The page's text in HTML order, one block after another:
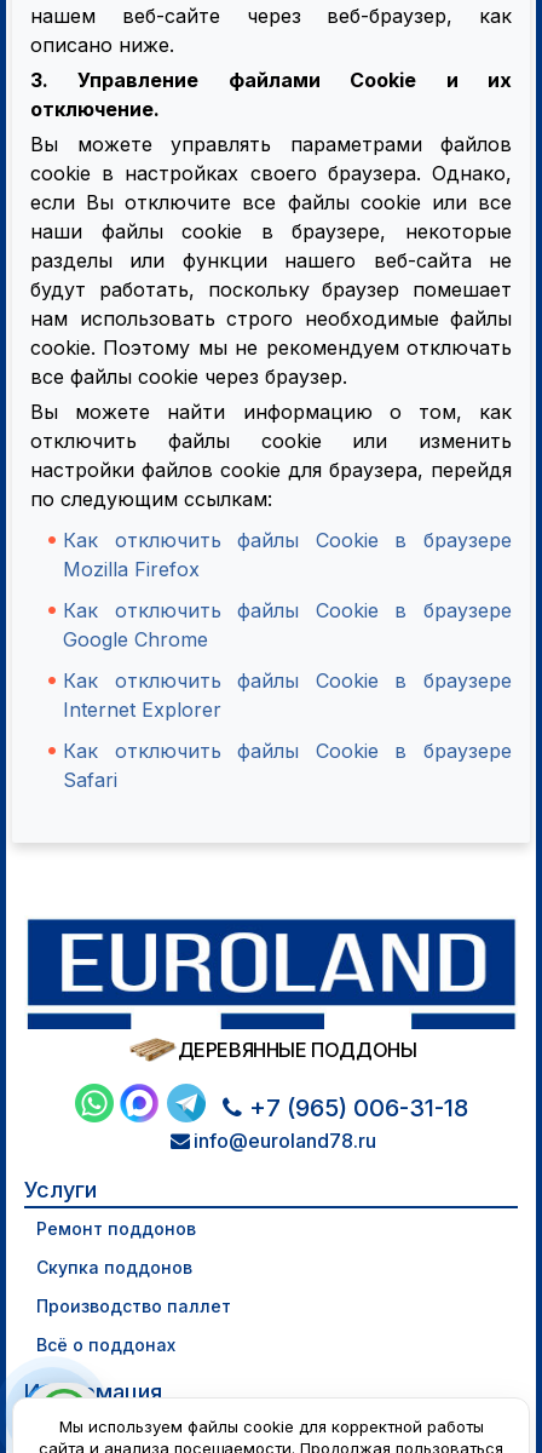
нашем веб-сайте через веб-браузер, как
описано ниже.
3. Управление файлами Cookie и их
отключение.
Вы можете управлять параметрами файлов
cookie в настройках своего браузера. Однако,
если Вы отключите все файлы cookie или все
наши файлы cookie в браузере, некоторые
разделы или функции нашего веб-сайта не
будут работать, поскольку браузер помешает
нам использовать строго необходимые файлы
cookie. Поэтому мы не рекомендуем отключать
все файлы cookie через браузер.
Вы можете найти информацию о том, как
отключить файлы cookie или изменить
настройки файлов cookie для браузера, перейдя
по следующим ссылкам:
Как отключить файлы Cookie в браузере
Mozilla Firefox
Как отключить файлы Cookie в браузере
Google Chrome
Как отключить файлы Cookie в браузере
Internet Explorer
Как отключить файлы Cookie в браузере
Safari
ДЕРЕВЯННЫЕ ПОДДОНЫ
+7 (965) 006-31-18
info@euroland78.ru
Услуги
Ремонт поддонов
Скупка поддонов
Производство паллет
Всё о поддонах
Информация
Политика конфиденциальности
Мы используем файлы cookie для корректной работы
сайта и анализа посещаемости. Продолжая пользоваться